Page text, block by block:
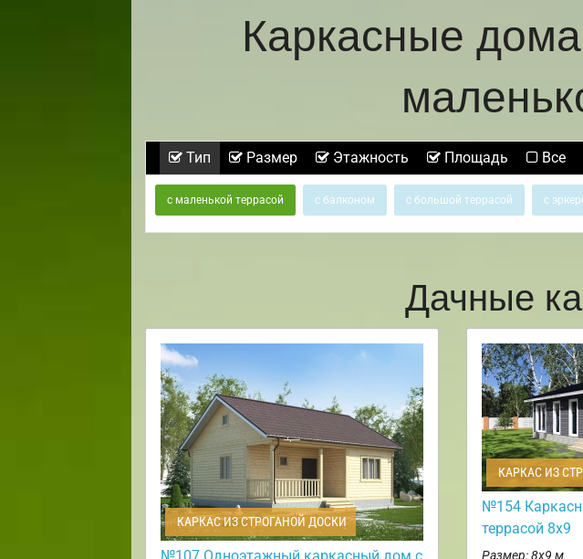
Каркасные
Тип Размер Этажность Площадь Все
с маленькой террасой с балконом с большой террасой с
Дачные
КАРКАС ИЗ СТРОГАНОЙ ДОСКИ
КАРКАС ИЗ
№154
террасой 8х9
Размер: 8х9 м